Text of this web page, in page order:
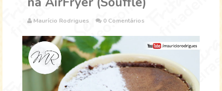
Maurício Rodrigues 0 Comentários